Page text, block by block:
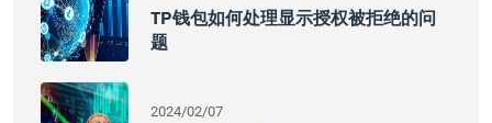
TP钱包如何处理显示授权被拒绝的问
题
2024/02/07